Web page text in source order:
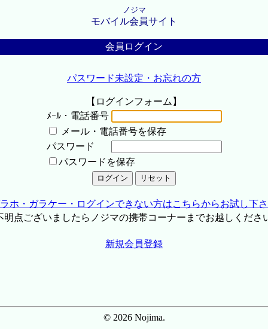
ノジマ
モバイル会員サイト
会員ログイン
パスワード未設定・お忘れの方
【ログインフォーム】
ﾒｰﾙ・電話番号
メール・電話番号を保存
パスワード
パスワードを保存
ホ・ガラケー・ログインできない方はこちらからお試し下
点ございましたらノジマの携帯コーナーまでお越しくださ
新規会員登録
© 2026 Nojima.